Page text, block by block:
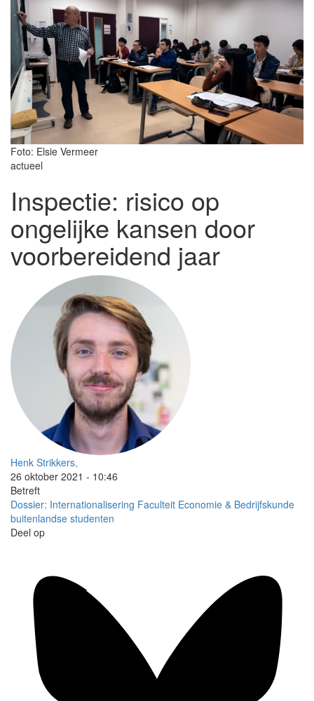
Foto: Elsie Vermeer
actueel
Inspectie: risico op
ongelijke kansen door
voorbereidend jaar
Henk Strikkers,
26 oktober 2021 - 10:46
Betreft
Dossier: Internationalisering Faculteit Economie & Bedrijfskunde
buitenlandse studenten
Deel op